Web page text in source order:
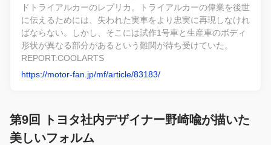
ドトライアルカーのレプリカ。トライアルカーの偉業を後世
に伝えるためには、失われた実車をより忠実に再現しなけれ
ばならない。しかし、そこには試作1号車と生産車のボディ
形状が異なる部分があるという難関が待ち受けていた。
REPORT:COOLARTS
https://motor-fan.jp/mf/article/83183/
第9回 トヨタ社内デザイナー野崎喩が描いた
美しいフォルム